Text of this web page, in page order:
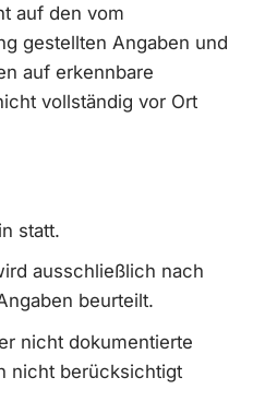
auf den vom
gestellten Angaben und
auf erkennbare
vollständig vor Ort
statt.
ausschließlich nach
beurteilt.
nicht dokumentierte
nicht berücksichtigt